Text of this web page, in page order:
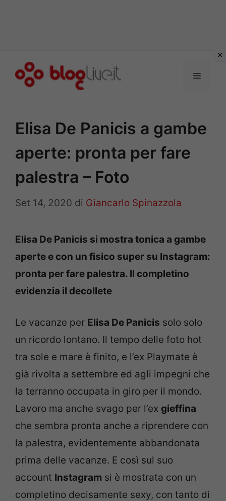
Menu
Elisa De Panicis a gambe
aperte: pronta per fare
palestra – Foto
Set 14, 2020 di Giancarlo Spinazzola
Elisa De Panicis si mostra tonica a gambe
aperte e con un fisico super su Instagram:
pronta per fare palestra. Il completino
evidenzia il decollete
Le vacanze per Elisa De Panicis solo solo
un ricordo lontano. Il tempo delle foto hot
tra sole e mare è finito, e l’ex Playmate è
già rivolta a settembre ed agli impegni che
la terranno occupata in giro per il mondo.
Lavoro ma anche svago per l’ex gieffina
che sembra pronta anche a riprendere con
la palestra, evidentemente abbandonata
prima delle vacanze. E così sul suo
account Instagram si è mostrata con un
completino decisamente sexy, con tanto di